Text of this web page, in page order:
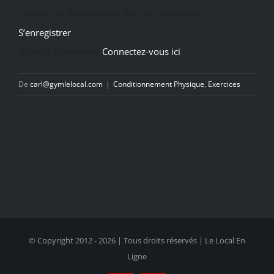
S’enregistrer
Connectez-vous ici
De carl@gymlelocal.com | Conditionnement Physique, Exercices
© Copyright 2012 -2026 | Tous droits réservés | Le Local En
Ligne